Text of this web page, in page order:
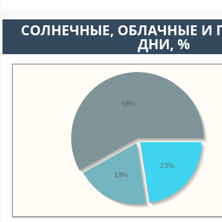
CОЛНЕЧНЫЕ, ОБЛАЧНЫЕ И
ДНИ, %
23%
19%
58%